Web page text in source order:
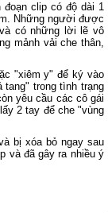
clip có độ dài 1
Những người được
có những lời lẽ vô
mảnh vải che thân,
"xiêm y" để ký vào
trong tình trạng
yêu cầu các cô gái
2 tay để che "vùng
bị xóa bỏ ngay sau
và đã gây ra nhiều ý